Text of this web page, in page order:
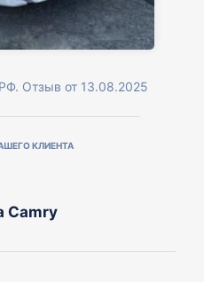
Отзыв от 13.08.2025
КЛИЕНТА
Camry